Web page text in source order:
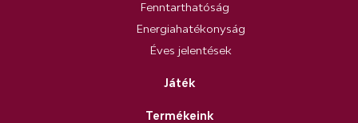
Fenntarthatóság
Energiahatékonyság
Éves jelentések
Játék
Termékeink